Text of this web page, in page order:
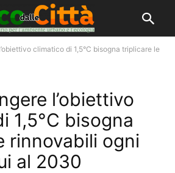
climatico di 1,5°C bisogna triplicare le
l’obiettivo
1,5°C bisogna
rinnovabili ogni
al 2030